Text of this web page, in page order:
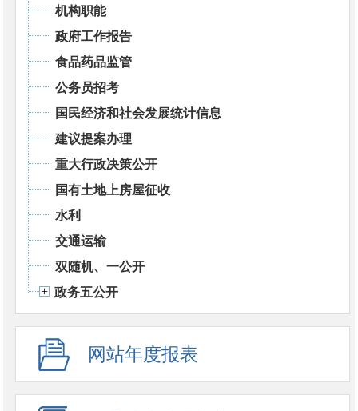
机构职能
政府工作报告
食品药品监管
公务员招考
国民经济和社会发展统计信息
建议提案办理
重大行政决策公开
国有土地上房屋征收
水利
交通运输
双随机、一公开
政务五公开
网站年度报表